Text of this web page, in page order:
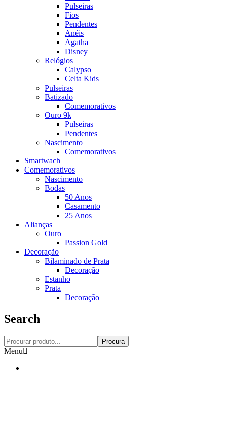
Pulseiras
Fios
Pendentes
Anéis
Agatha
Disney
Relógios
Calypso
Celta Kids
Pulseiras
Batizado
Comemorativos
Ouro 9k
Pulseiras
Pendentes
Nascimento
Comemorativos
Smartwach
Comemorativos
Nascimento
Bodas
50 Anos
Casamento
25 Anos
Alianças
Ouro
Passion Gold
Decoração
Bilaminado de Prata
Decoração
Estanho
Prata
Decoração
Search
Procura
Menu